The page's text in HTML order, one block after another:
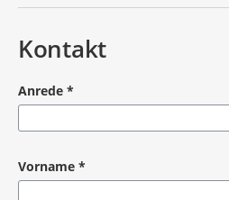
Kontakt
Anrede *
Vorname *